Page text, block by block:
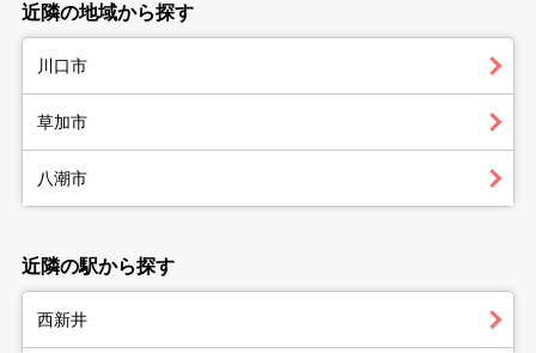
近隣の地域から探す
川口市
草加市
八潮市
近隣の駅から探す
西新井